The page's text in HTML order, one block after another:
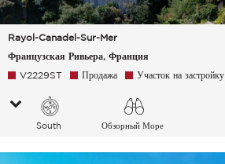
Rayol-Canadel-Sur-Mer
Французская Ривьера, Франция
V2229ST Продажа Участок на застройку
South Обзорный Море